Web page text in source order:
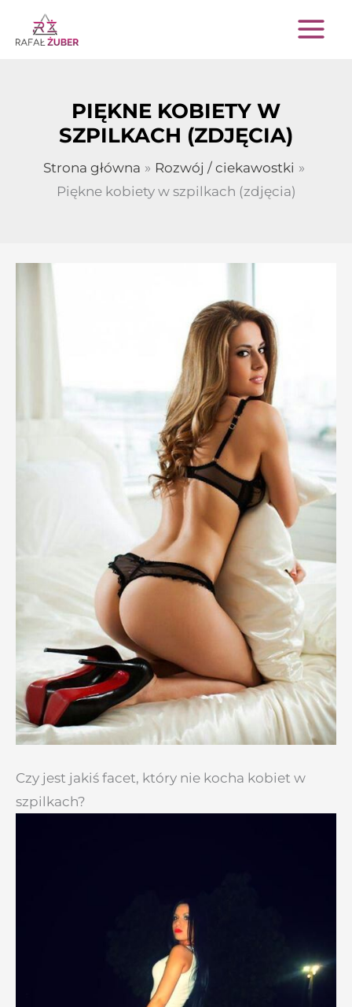
Przejdź
do
PIĘKNE KOBIETY W
SZPILKACH (ZDJĘCIA)
Strona główna
Rozwój / ciekawostki
Piękne kobiety w szpilkach (zdjęcia)
Czy jest jakiś facet, który nie kocha kobiet w
szpilkach?